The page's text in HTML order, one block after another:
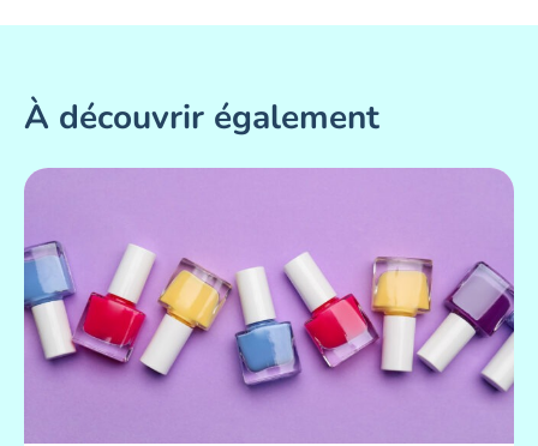
À découvrir également